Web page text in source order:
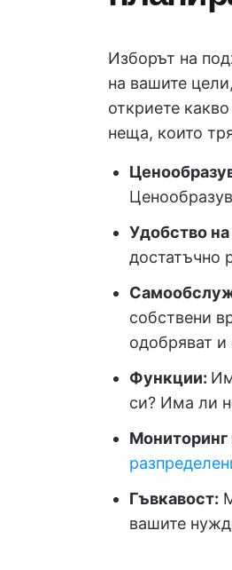
Изборът на
на вашите
откриете
неща, които
Удобство
достатъчно
собствени
одобряват и
Функции:
си? Има ли
Мониторинг
Гъвкавост:
вашите